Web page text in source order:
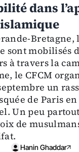
dans
Bretagne,
sont mobilisés
à travers la
le CFCM
un
de Paris
Un peu
de
Hanin Ghaddar